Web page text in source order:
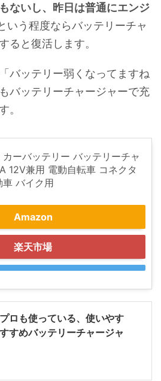
ないし、昨日は普通にエンジ
いう程度ならバッテリーチャ
ると復活します。
バッテリー弱くなってますね
バッテリーチャージャーで充
。
ーバッテリー バッテリーチャ
12V兼用 電動自転車 コネクタ
バイク用
Amazon
楽天市場
ロも使っている、使いやす
すめバッテリーチャージャ